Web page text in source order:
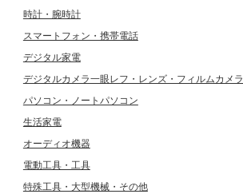
時計・腕時計
スマートフォン・携帯電話
デジタル家電
デジタルカメラ一眼レフ・レンズ・フィルムカメラ
パソコン・ノートパソコン
生活家電
オーディオ機器
電動工具・工具
特殊工具・大型機械・その他